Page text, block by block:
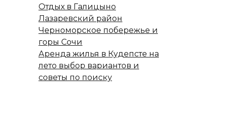
Отдых в Галицыно
Лазаревский район
Черноморское побережье и
горы Сочи
Аренда жилья в Кудепсте на
лето выбор вариантов и
советы по поиску